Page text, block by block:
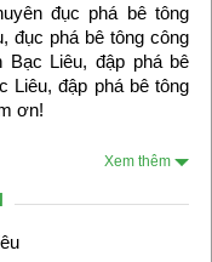
đục phá bê tông
đục phá bê tông công
Bạc Liêu, đập phá bê
Liêu, đập phá bê tông
ơn!
Xem thêm